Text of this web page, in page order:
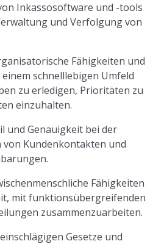
Inkassosoftware und -tools
und Verfolgung von
Fähigkeiten und
schnelllebigen Umfeld
zu erledigen, Prioritäten zu
einzuhalten.
und Genauigkeit bei der
Kundenkontakten und
Fähigkeiten
mit funktionsübergreifenden
zusammenzuarbeiten.
Gesetze und